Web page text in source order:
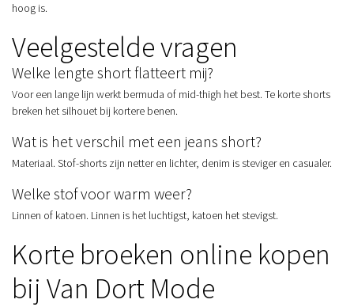
hoog is.
Veelgestelde vragen
Welke lengte short flatteert mij?
Voor een lange lijn werkt bermuda of mid-thigh het best. Te korte shorts
breken het silhouet bij kortere benen.
Wat is het verschil met een jeans short?
Materiaal. Stof-shorts zijn netter en lichter, denim is steviger en casualer.
Welke stof voor warm weer?
Linnen of katoen. Linnen is het luchtigst, katoen het stevigst.
Korte broeken online kopen
bij Van Dort Mode